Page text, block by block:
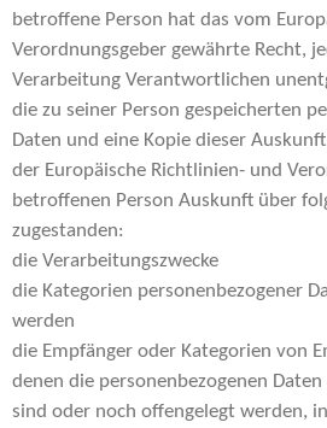
betroffene Person hat das vom
Verordnungsgeber gewährte Recht,
Verarbeitung Verantwortlichen
die zu seiner Person gespeicherten
Daten und eine Kopie dieser
der Europäische Richtlinien- und
betroffenen Person Auskunft über
zugestanden:
die Verarbeitungszwecke
die Kategorien personenbezogener
werden
die Empfänger oder Kategorien von
denen die personenbezogenen
sind oder noch offengelegt werden,